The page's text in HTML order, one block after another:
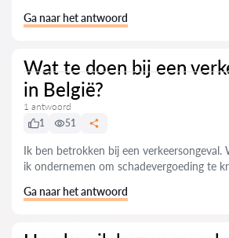
Ga naar het antwoord
Wat te doen bij een
in België?
1 antwoord
1
51
Ik ben betrokken bij een verkeersongeval.
ik ondernemen om schadevergoeding te
Ga naar het antwoord